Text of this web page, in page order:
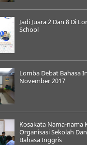
Jadi Juara 2 Dan 8 Di
School
Lomba Debat Bahasa
November 2017
Kosakata Nama-nama
Organisasi Sekolah
Bahasa Inggris